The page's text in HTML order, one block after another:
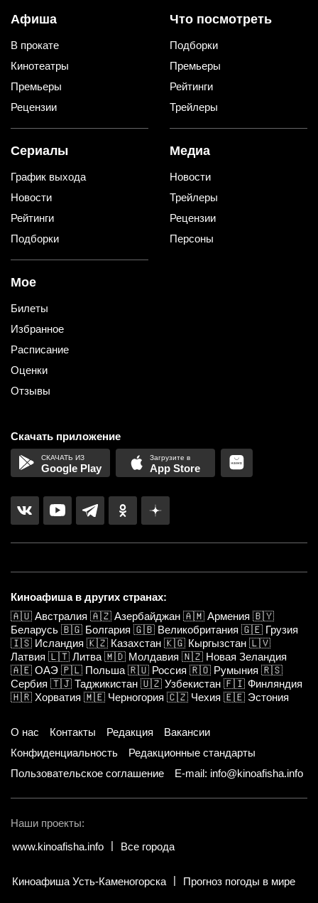
Афиша
В прокате
Кинотеатры
Премьеры
Рецензии
Что посмотреть
Подборки
Премьеры
Рейтинги
Трейлеры
Сериалы
График выхода
Новости
Рейтинги
Подборки
Медиа
Новости
Трейлеры
Рецензии
Персоны
Мое
Билеты
Избранное
Расписание
Оценки
Отзывы
Скачать приложение
Google Play App Store
Киноафиша в других странах:
🇦🇺 Австралия 🇦🇿 Азербайджан 🇦🇲 Армения 🇧🇾
Беларусь 🇧🇬 Болгария 🇬🇧 Великобритания 🇬🇪 Грузия
🇮🇸 Исландия 🇰🇿 Казахстан 🇰🇬 Кыргызстан 🇱🇻
Латвия 🇱🇹 Литва 🇲🇩 Молдавия 🇳🇿 Новая Зеландия
🇦🇪 ОАЭ 🇵🇱 Польша 🇷🇺 Россия 🇷🇴 Румыния 🇷🇸
Сербия 🇹🇯 Таджикистан 🇺🇿 Узбекистан 🇫🇮 Финляндия
🇭🇷 Хорватия 🇲🇪 Черногория 🇨🇿 Чехия 🇪🇪 Эстония
О нас Контакты Редакция
Вакансии
Конфиденциальность
Редакционные стандарты
Пользовательское соглашение
E-mail: info@kinoafisha.info
Наши проекты:
www.kinoafisha.info
Все города
Киноафиша Усть-Каменогорска Прогноз погоды в мире